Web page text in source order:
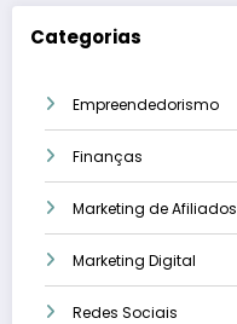
Categorias
Empreendedorismo
Finanças
Marketing de Afiliados
Marketing Digital
Redes Sociais